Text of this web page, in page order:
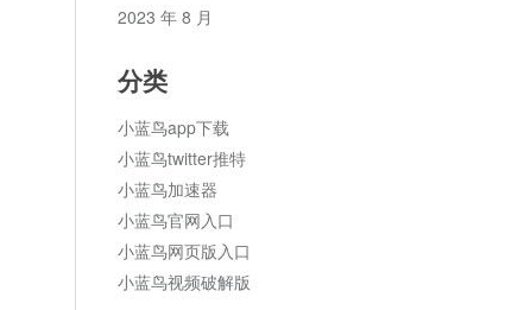
2023 年 8 月
分类
小蓝鸟app下载
小蓝鸟twitter推特
小蓝鸟加速器
小蓝鸟官网入口
小蓝鸟网页版入口
小蓝鸟视频破解版